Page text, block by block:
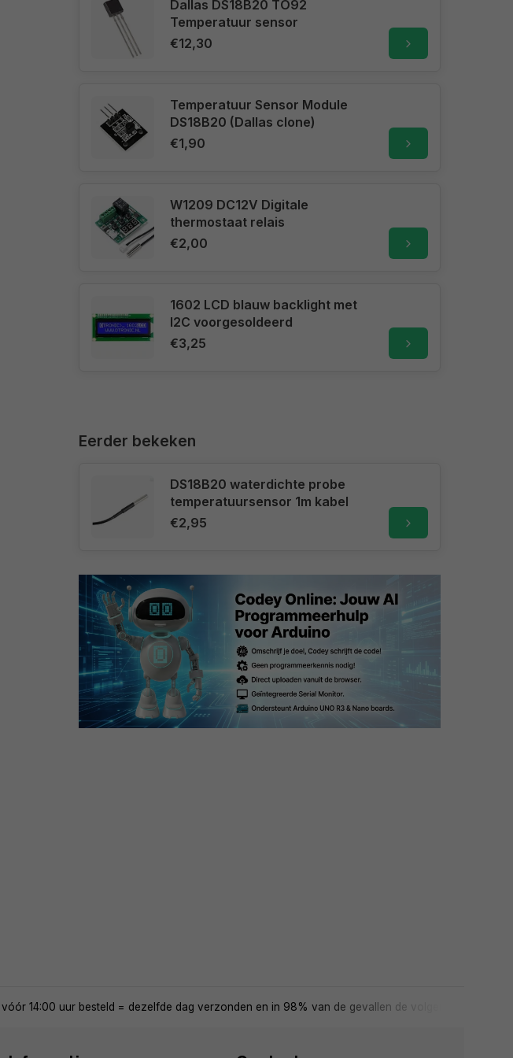
Dallas DS18B20 TO92
Temperatuur sensor
€12,30
Temperatuur Sensor Module
DS18B20 (Dallas clone)
€1,90
W1209 DC12V Digitale
thermostaat relais
€2,00
1602 LCD blauw backlight met
I2C voorgesoldeerd
€3,25
Eerder bekeken
DS18B20 waterdichte probe
temperatuursensor 1m kabel
€2,95
14:00 uur besteld = dezelfde dag verzonden en in 98% van de gevallen de volgende dag in